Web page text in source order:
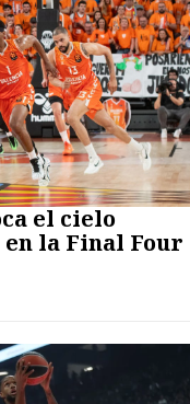
el cielo
la Final Four